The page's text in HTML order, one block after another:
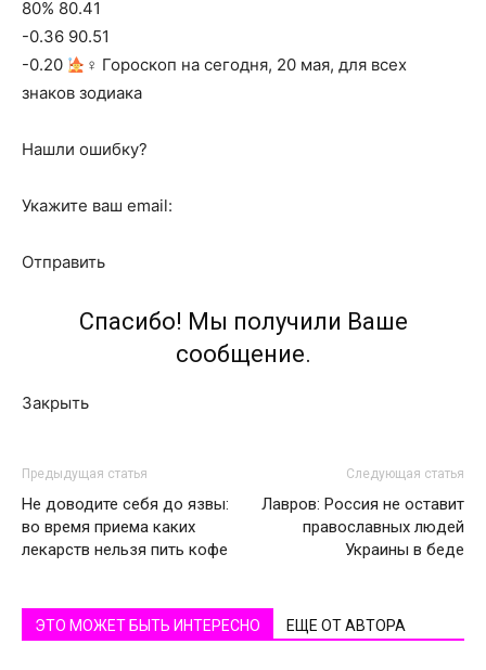
80% 80.41
-0.36 90.51
-0.20
‍♀ Гороскоп на сегодня, 20 мая, для всех
знаков зодиака
Нашли ошибку?
Укажите ваш email:
Отправить
Спасибо! Мы получили Ваше
сообщение.
Закрыть
Предыдущая статья
Не доводите себя до язвы:
во время приема каких
лекарств нельзя пить кофе
Следующая статья
Лавров: Россия не оставит
православных людей
Украины в беде
ЭТО МОЖЕТ БЫТЬ ИНТЕРЕСНО ЕЩЕ ОТ АВТОРА